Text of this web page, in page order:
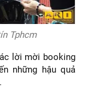
Tphcm
lời mời booking
những hậu quả